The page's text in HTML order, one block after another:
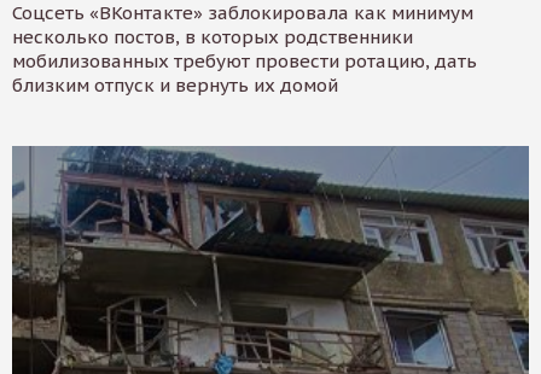
Соцсеть «ВКонтакте» заблокировала как минимум
несколько постов, в которых родственники
мобилизованных требуют провести ротацию, дать
близким отпуск и вернуть их домой